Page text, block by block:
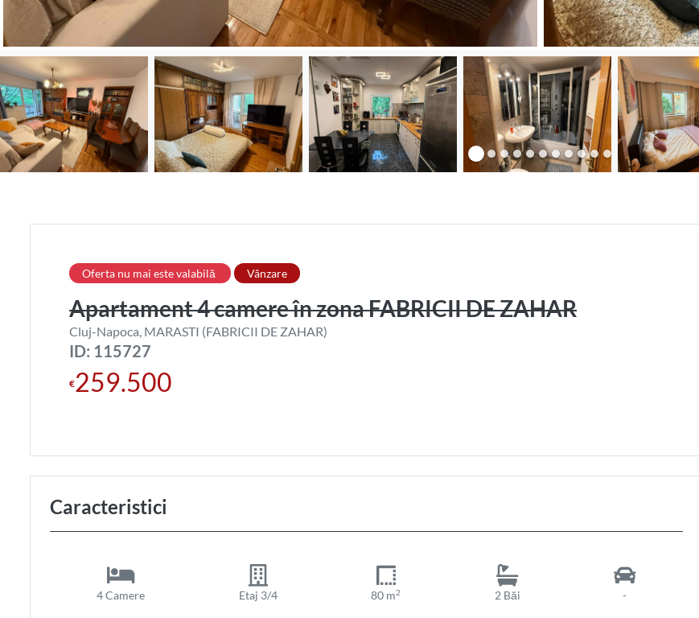
Oferta nu mai este valabilă Vânzare
Apartament 4 camere în zona FABRICII DE ZAHAR
Cluj-Napoca, MARASTI (FABRICII DE ZAHAR)
ID: 115727
€259.500
Caracteristici
4 Camere Etaj 3/4 80 m2 2 Băi -